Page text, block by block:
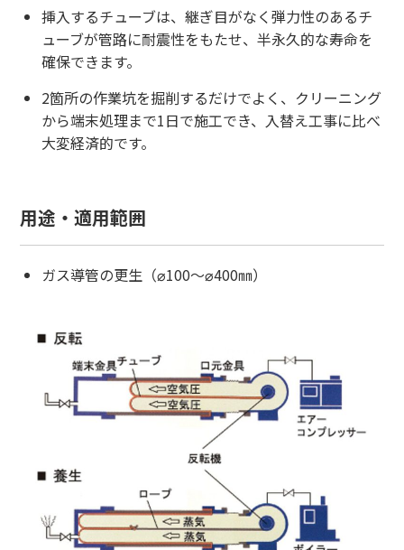
挿入するチューブは、継ぎ目がなく弾力性のあるチ
ューブが管路に耐震性をもたせ、半永久的な寿命を
確保できます。
2箇所の作業坑を掘削するだけでよく、クリーニング
から端末処理まで1日で施工でき、入替え工事に比べ
大変経済的です。
用途・適用範囲
ガス導管の更生（⌀100～⌀400㎜）